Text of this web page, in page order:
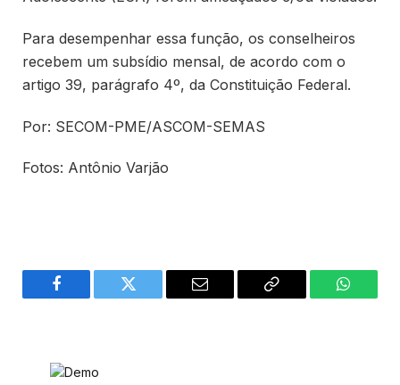
Para desempenhar essa função, os conselheiros
recebem um subsídio mensal, de acordo com o
artigo 39, parágrafo 4º, da Constituição Federal.
Por: SECOM-PME/ASCOM-SEMAS
Fotos: Antônio Varjão
Facebook Twitter Email
Copy